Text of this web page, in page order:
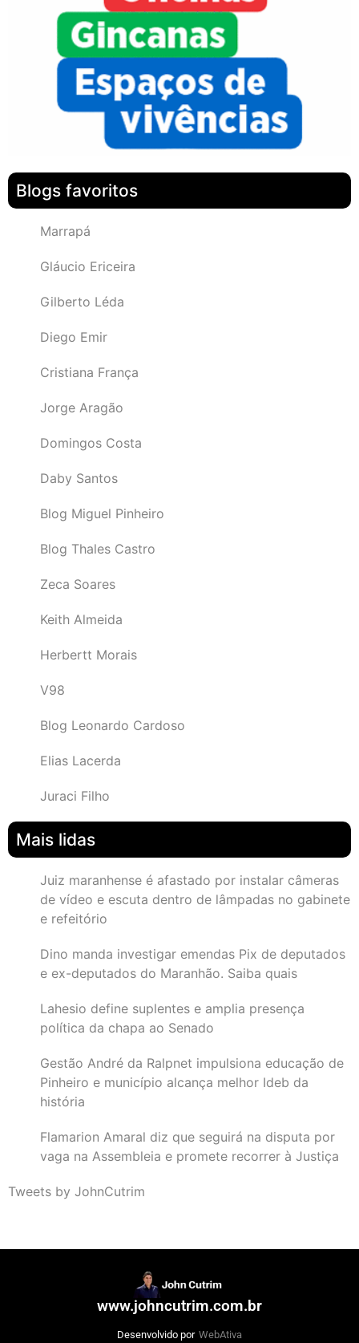
Blogs favoritos
Marrapá
Gláucio Ericeira
Gilberto Léda
Diego Emir
Cristiana França
Jorge Aragão
Domingos Costa
Daby Santos
Blog Miguel Pinheiro
Blog Thales Castro
Zeca Soares
Keith Almeida
Herbertt Morais
V98
Blog Leonardo Cardoso
Elias Lacerda
Juraci Filho
Mais lidas
Juiz maranhense é afastado por instalar câmeras
de vídeo e escuta dentro de lâmpadas no gabinete
e refeitório
Dino manda investigar emendas Pix de deputados
e ex-deputados do Maranhão. Saiba quais
Lahesio define suplentes e amplia presença
política da chapa ao Senado
Gestão André da Ralpnet impulsiona educação de
Pinheiro e município alcança melhor Ideb da
história
Flamarion Amaral diz que seguirá na disputa por
vaga na Assembleia e promete recorrer à Justiça
Tweets by JohnCutrim
www.johncutrim.com.br
Desenvolvido por WebAtiva